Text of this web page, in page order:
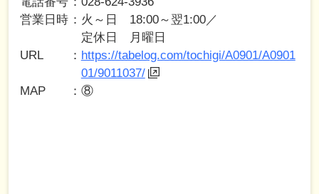
営業日時
火～日 18:00～翌1:00／
定休日 月曜日
URL
https://tabelog.com/tochigi/A0901/A0901
01/9011037/
MAP
⑧